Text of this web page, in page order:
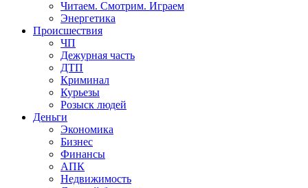
Читаем. Смотрим. Играем
Энергетика
Происшествия
ЧП
Дежурная часть
ДТП
Криминал
Курьезы
Розыск людей
Деньги
Экономика
Бизнес
Финансы
АПК
Недвижимость